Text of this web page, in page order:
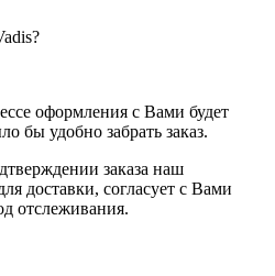
оформления с Вами будет
бы удобно забрать заказ.
заказа наш
доставки, согласует с Вами
отслеживания.